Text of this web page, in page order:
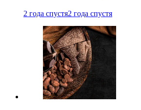
2 года спустя2 года спустя